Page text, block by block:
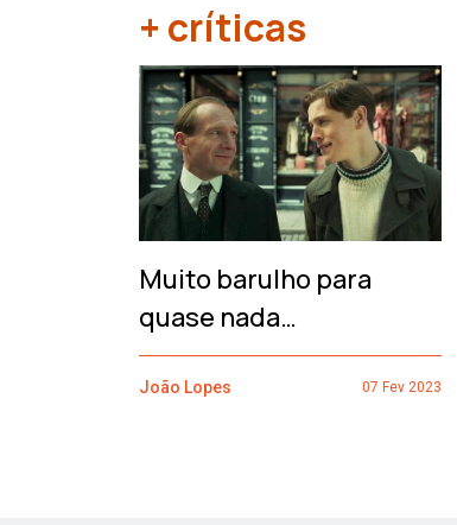
+ críticas
Muito barulho para
quase nada…
João Lopes 07 Fev 2023
‹